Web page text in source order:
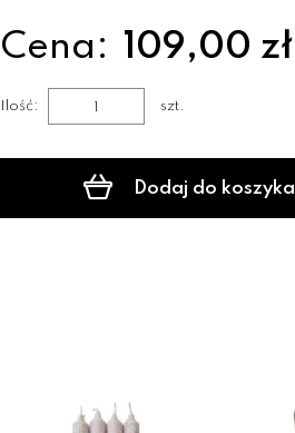
Cena: 109,00 zł
Ilość: szt.
Dodaj do koszyka